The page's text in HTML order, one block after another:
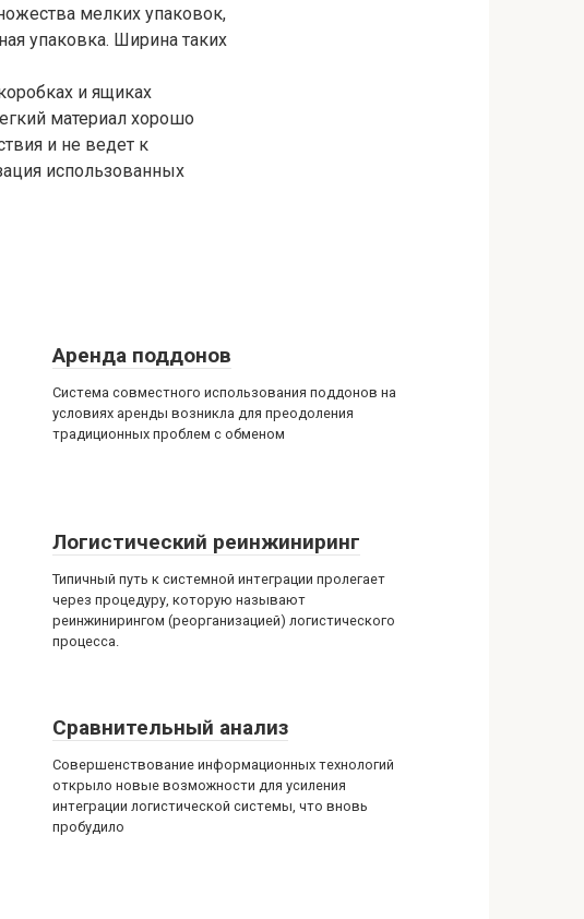
мелких упаковок,
упаковка. Ширина таких
и ящиках
материал хорошо
и не ведет к
использованных
Аренда поддонов
Система совместного использования поддонов на
условиях аренды возникла для преодоления
традиционных проблем с обменом
Логистический реинжиниринг
Типичный путь к системной интеграции пролегает
через процедуру, которую называют
реинжинирингом (реорганизацией) логистического
процесса.
Сравнительный анализ
Совершенствование информационных технологий
открыло новые возможности для усиления
интеграции логистической системы, что вновь
пробудило